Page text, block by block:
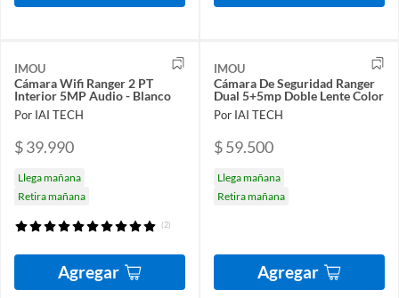
IMOU
Cámara Wifi Ranger 2 PT
Interior 5MP Audio - Blanco
Por IAI TECH
$ 39.990
Llega mañana
Retira mañana
(2)
Agregar
IMOU
Cámara De Seguridad Ranger
Dual 5+5mp Doble Lente Color
Por IAI TECH
$ 59.500
Llega mañana
Retira mañana
Agregar